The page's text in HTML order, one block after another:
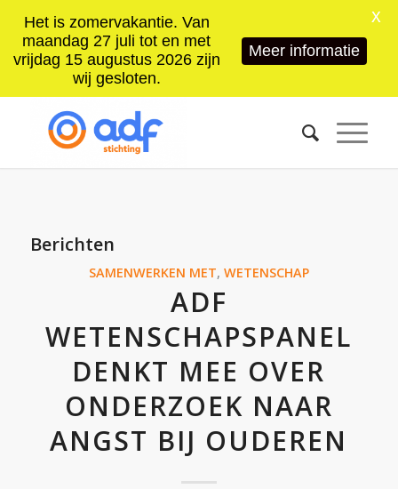
Berichten
SAMENWERKEN MET, WETENSCHAP
ADF
WETENSCHAPSPANEL
DENKT MEE OVER
ONDERZOEK NAAR
ANGST BIJ OUDEREN
Het is zomervakantie. Van
maandag 27 juli tot en met
vrijdag 15 augustus 2026 zijn
wij gesloten.
Meer informatie
X